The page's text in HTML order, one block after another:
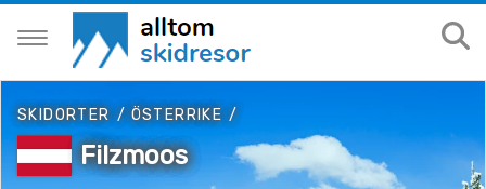
SKIDORTER /ÖSTERRIKE /
Filzmoos